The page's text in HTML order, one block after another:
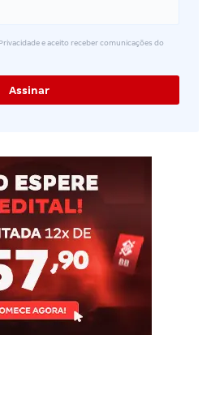
e aceito receber comunicações do